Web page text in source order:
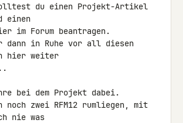
du einen Projekt-Artikel
im Forum beantragen.
dann in Ruhe vor all diesen
hier weiter
bei dem Projekt dabei.
noch zwei RFM12 rumliegen, mit
nie was